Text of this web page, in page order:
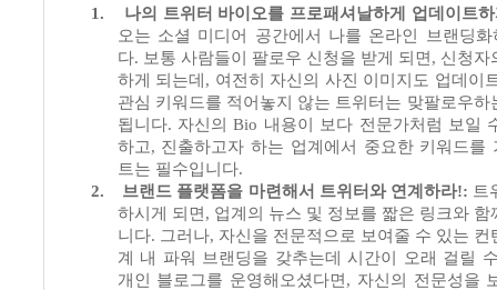
1.
나의 트위터 바이오를 프로패셔날하게 업데이트
오는 소셜 미디어 공간에서 나를 온라인 브랜딩화
다. 보통 사람들이 팔로우 신청을 받게 되면 , 신청자
하게 되는데 , 여전히 자신의 사진 이미지도 업데이
관심 키워드를 적어놓지 않는 트위터는 맞팔로우하
됩니다. 자신의 Bio 내용이 보다 전문가처럼 보일
하고, 진출하고자 하는 업계에서 중요한 키워드를
트는 필수입니다.
2.
브랜드 플랫폼을 마련해서 트위터와 연계하라!: 트
하시게 되면 , 업계의 뉴스 및 정보를 짧은 링크와 함
니다. 그러나, 자신을 전문적으로 보여줄 수 있는 컨
계 내 파워 브랜딩을 갖추는데 시간이 오래 걸릴
개인 블로그를 운영해오셨다면 , 자신의 전문성을